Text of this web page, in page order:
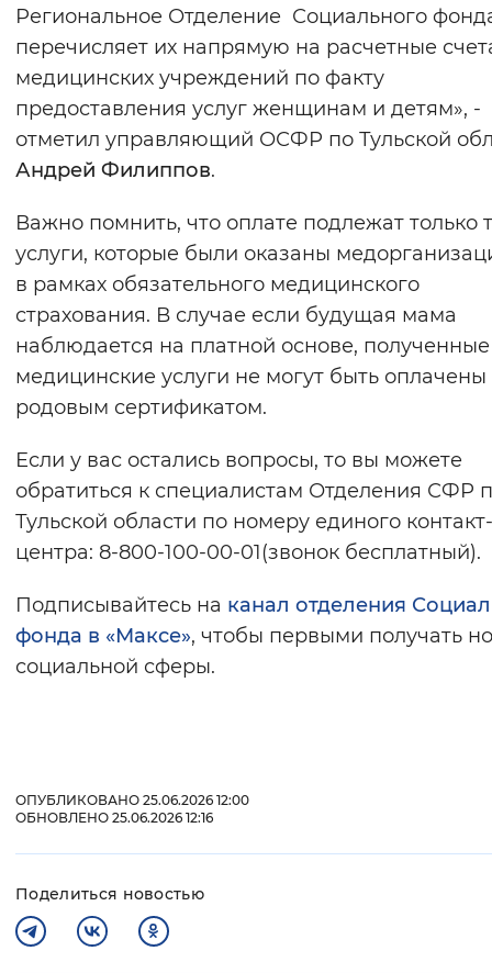
Региональное Отделение Социального
перечисляет их напрямую на расчетные
медицинских учреждений по факту
предоставления услуг женщинам и детям», -
отметил управляющий ОСФР по Тульской
Андрей Филиппов.
Важно помнить, что оплате подлежат только
услуги, которые были оказаны
в рамках обязательного медицинского
страхования. В случае если будущая мама
наблюдается на платной основе, полученные
медицинские услуги не могут быть оплачены
родовым сертификатом.
Если у вас остались вопросы, то вы можете
обратиться к специалистам Отделения СФР
Тульской области по номеру единого контакт-
центра: 8-800-100-00-01(звонок бесплатный).
Подписывайтесь на канал отделения
фонда в «Максе», чтобы первыми получать
социальной сферы.
ОПУБЛИКОВАНО 25.06.2026 12:00
ОБНОВЛЕНО 25.06.2026 12:16
Поделиться новостью